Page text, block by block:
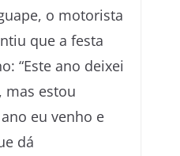
o motorista
que a festa
“Este ano deixei
mas estou
eu venho e
dá